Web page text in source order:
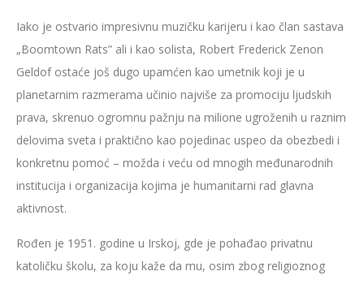
Iako je ostvario impresivnu muzičku karijeru i kao član sastava
„Boomtown Rats” ali i kao solista, Robert Frederick Zenon
Geldof ostaće još dugo upamćen kao umetnik koji je u
planetarnim razmerama učinio najviše za promociju ljudskih
prava, skrenuo ogromnu pažnju na milione ugroženih u raznim
delovima sveta i praktično kao pojedinac uspeo da obezbedi i
konkretnu pomoć – možda i veću od mnogih međunarodnih
institucija i organizacija kojima je humanitarni rad glavna
aktivnost.
Rođen je 1951. godine u Irskoj, gde je pohađao privatnu
katoličku školu, za koju kaže da mu, osim zbog religioznog